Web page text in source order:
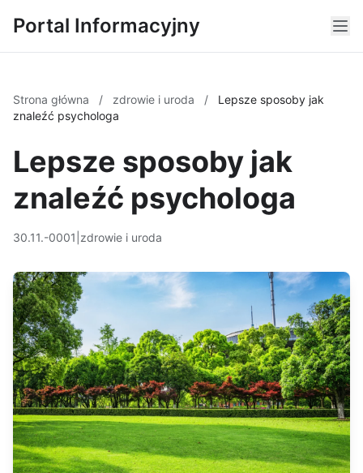
Portal Informacyjny
Strona główna / zdrowie i uroda /
Lepsze sposoby jak
znaleźć psychologa
Lepsze sposoby jak
znaleźć psychologa
30.11.-0001 zdrowie i uroda